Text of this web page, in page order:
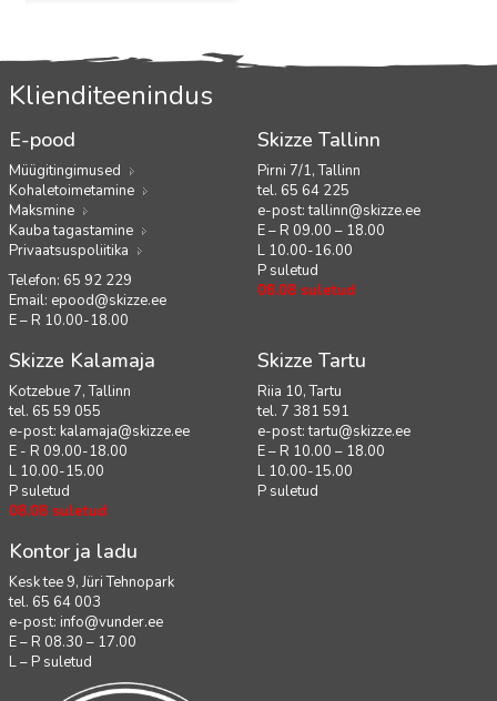
Klienditeenindus
E-pood
Müügitingimused
Kohaletoimetamine
Maksmine
Kauba tagastamine
Privaatsuspoliitika
Telefon: 65 92 229
Email: epood@skizze.ee
E – R 10.00-18.00
Skizze Tallinn
Pirni 7/1, Tallinn
tel. 65 64 225
e-post:tallinn@skizze.ee
E – R 09.00 – 18.00
L 10.00-16.00
P suletud
08.08 suletud
Skizze Kalamaja
Kotzebue 7, Tallinn
tel. 65 59 055
e-post: kalamaja@skizze.ee
E - R 09.00-18.00
L 10.00-15.00
P suletud
08.08 suletud
Skizze Tartu
Riia 10, Tartu
tel. 7 381 591
e-post:tartu@skizze.ee
E – R 10.00 – 18.00
L 10.00-15.00
P suletud
Kontor ja ladu
Kesk tee 9, Jüri Tehnopark
tel. 65 64 003
e-post: info@vunder.ee
E – R 08.30 – 17.00
L – P suletud